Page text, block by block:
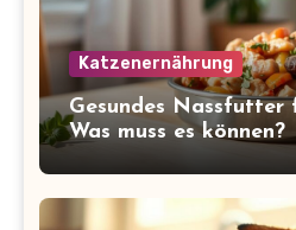
Katzenernährung
Gesundes Nassfutter
Was muss es können?